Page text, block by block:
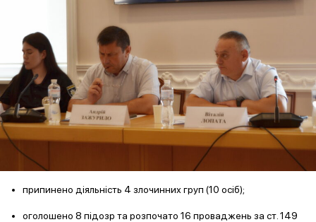
припинено діяльність 4 злочинних груп (10 осіб);
оголошено 8 підозр та розпочато 16 проваджень за ст. 149